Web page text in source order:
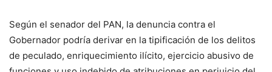
Según el senador del PAN, la denuncia contra el
Gobernador podría derivar en la tipificación de los delitos
de peculado, enriquecimiento ilícito, ejercicio abusivo de